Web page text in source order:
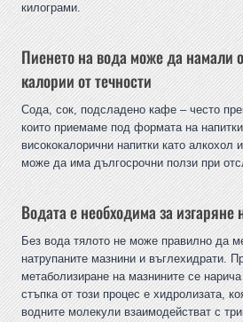
килограми.
Пиенето на вода може да намали
калории от течности
Сода, сок, подсладено кафе – често
които приемаме под формата на
висококалорични напитки като алкохол
може да има дългосрочни ползи при
Водата е необходима за изгаряне
Без вода тялото не може правилно да
натрупаните мазнини и въглехидрати.
метаболизиране на мазнините се
стъпка от този процес е хидролизата,
водните молекули взаимодействат с